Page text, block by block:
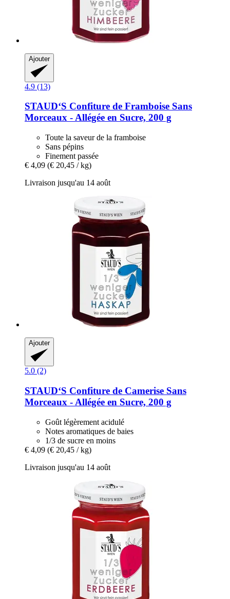
Ajouter
4.9 (13)
STAUD‘S Confiture de Framboise Sans
Morceaux -​ Allégée en Sucre, 200 g
Toute la saveur de la framboise
Sans pépins
Finement passée
€ 4,09 (€ 20,45 / kg)
Livraison jusqu'au 14 août
Ajouter
5.0 (2)
STAUD‘S Confiture de Camerise Sans
Morceaux -​ Allégée en Sucre, 200 g
Goût légèrement acidulé
Notes aromatiques de baies
1/3 de sucre en moins
€ 4,09 (€ 20,45 / kg)
Livraison jusqu'au 14 août